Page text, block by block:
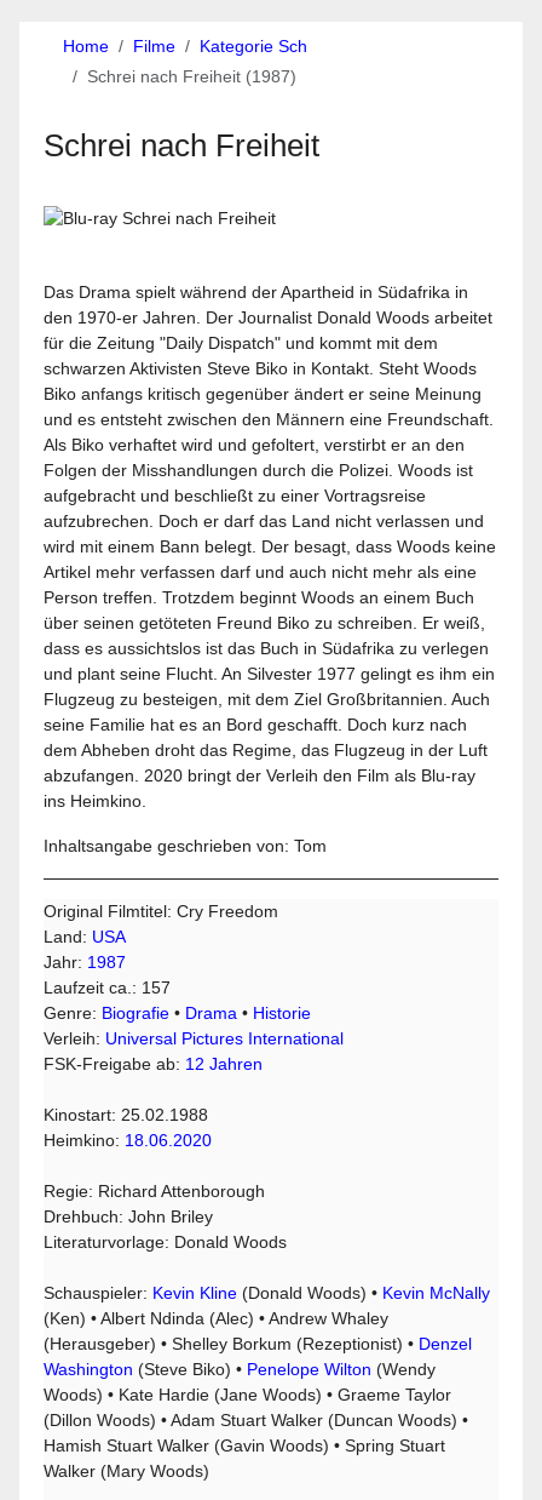
Home Filme
Kategorie Sch
Schrei nach Freiheit (1987)
Schrei nach Freiheit
Das Drama spielt während der Apartheid in Südafrika in
den 1970-er Jahren. Der Journalist Donald Woods arbeitet
für die Zeitung "Daily Dispatch" und kommt mit dem
schwarzen Aktivisten Steve Biko in Kontakt. Steht Woods
Biko anfangs kritisch gegenüber ändert er seine Meinung
und es entsteht zwischen den Männern eine Freundschaft.
Als Biko verhaftet wird und gefoltert, verstirbt er an den
Folgen der Misshandlungen durch die Polizei. Woods ist
aufgebracht und beschließt zu einer Vortragsreise
aufzubrechen. Doch er darf das Land nicht verlassen und
wird mit einem Bann belegt. Der besagt, dass Woods keine
Artikel mehr verfassen darf und auch nicht mehr als eine
Person treffen. Trotzdem beginnt Woods an einem Buch
über seinen getöteten Freund Biko zu schreiben. Er weiß,
dass es aussichtslos ist das Buch in Südafrika zu verlegen
und plant seine Flucht. An Silvester 1977 gelingt es ihm ein
Flugzeug zu besteigen, mit dem Ziel Großbritannien. Auch
seine Familie hat es an Bord geschafft. Doch kurz nach
dem Abheben droht das Regime, das Flugzeug in der Luft
abzufangen. 2020 bringt der Verleih den Film als Blu-ray
ins Heimkino.
Inhaltsangabe geschrieben von: Tom
Original Filmtitel: Cry Freedom
Land: USA
Jahr: 1987
Laufzeit ca.: 157
Genre: Biografie • Drama • Historie
Verleih: Universal Pictures International
FSK-Freigabe ab: 12 Jahren
Kinostart: 25.02.1988
Heimkino: 18.06.2020
Regie: Richard Attenborough
Drehbuch: John Briley
Literaturvorlage: Donald Woods
Schauspieler: Kevin Kline (Donald Woods) • Kevin McNally
(Ken) • Albert Ndinda (Alec) • Andrew Whaley
(Herausgeber) • Shelley Borkum (Rezeptionist) • Denzel
Washington (Steve Biko) • Penelope Wilton (Wendy
Woods) • Kate Hardie (Jane Woods) • Graeme Taylor
(Dillon Woods) • Adam Stuart Walker (Duncan Woods) •
Hamish Stuart Walker (Gavin Woods) • Spring Stuart
Walker (Mary Woods)